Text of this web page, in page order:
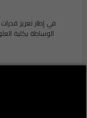
الوساطة بكلية